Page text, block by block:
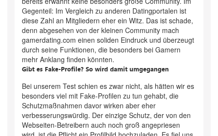
Gegenteil: Im Vergleich zu anderen Datingportalen ist
diese Zahl an Mitgliedern eher ein Witz. Das ist schade,
denn abgesehen von der kleinen Community mach
gamerdating.com einen soliden Eindruck und überzeugt
durch seine Funktionen, die besonders bei Gamern
mehr Anklang finden könnten.
Gibt es Fake-Profile? So wird damit umgegangen
Bei unserem Test schien es zwar nicht, als hätten wir es
besonders viel mit Fake-Profilen zu tun gehabt, die
Schutzmaßnahmen davor wirken aber eher
verbesserungswürdig. Der einzige Schutz, der von den
Webseiten-Betreibern auch noch groß angepriesen